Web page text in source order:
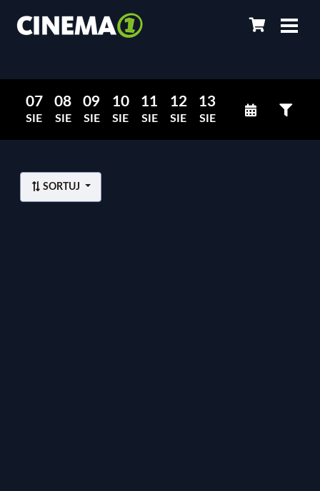
07
SIE
08
SIE
09
SIE
10
SIE
11
SIE
12
SIE
13
SIE
SORTUJ